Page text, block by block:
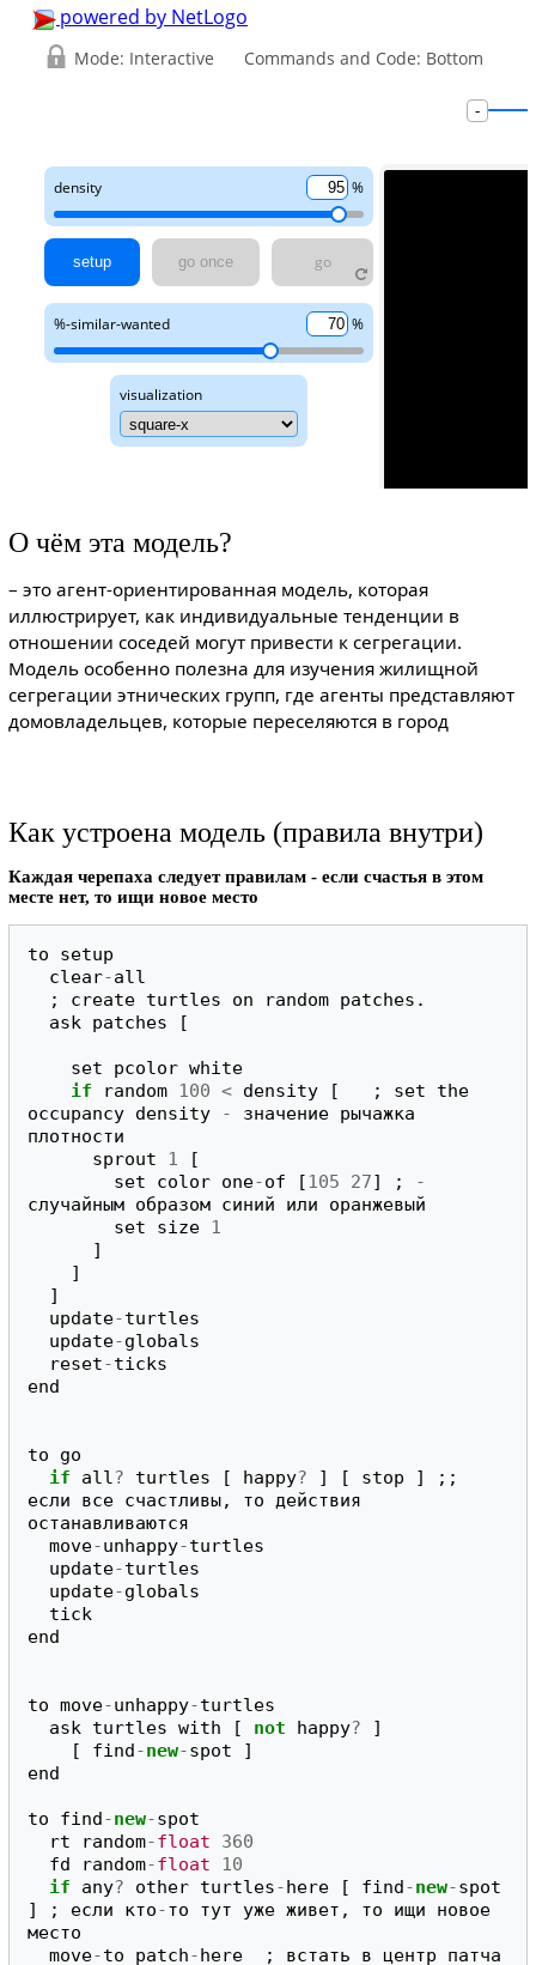
О чём эта модель?
– это агент-ориентированная модель, которая
иллюстрирует, как индивидуальные тенденции в
отношении соседей могут привести к сегрегации.
Модель особенно полезна для изучения жилищной
сегрегации этнических групп, где агенты представляют
домовладельцев, которые переселяются в город
Как устроена модель (правила внутри)
Каждая черепаха следует правилам - если счастья в этом
месте нет, то ищи новое место
to
setup
clear-all
;
create turtles on random patches .
ask patches [
set pcolor white
if
random 100 < density [ ; set
the
occupancy density - значение рычажка
плотности
sprout
1
[
set
color one-of [105 27] ;
-
случайным образом синий или
оранжевый
set
size 1
]
]
]
update-turtles
update-globals
reset-ticks
end
to
go
if
all? turtles [ happy? ] [ stop ]
;;
если
все счастливы, то действия
останавливаются
move-unhappy-turtles
update-turtles
update-globals
tick
end
to move-unhappy-turtles
ask turtles with [ not happy?
]
[
find-new-spot
]
end
to find-new-spot
rt
random-float
360
fd
random-float
10
if
any? other turtles-here [ find-new-spot
]
; если кто-то тут уже живет , то ищи
новое
место
move-to patch-here ; встать в центр патча